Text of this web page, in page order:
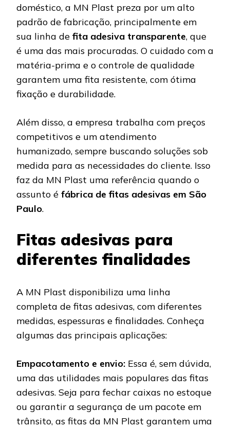
doméstico, a MN Plast preza por um alto
padrão de fabricação, principalmente em
sua linha de fita adesiva transparente, que
é uma das mais procuradas. O cuidado com a
matéria-prima e o controle de qualidade
garantem uma fita resistente, com ótima
fixação e durabilidade.
Além disso, a empresa trabalha com preços
competitivos e um atendimento
humanizado, sempre buscando soluções sob
medida para as necessidades do cliente. Isso
faz da MN Plast uma referência quando o
assunto é fábrica de fitas adesivas em São
Paulo.
Fitas adesivas para
diferentes finalidades
A MN Plast disponibiliza uma linha
completa de fitas adesivas, com diferentes
medidas, espessuras e finalidades. Conheça
algumas das principais aplicações:
Empacotamento e envio: Essa é, sem dúvida,
uma das utilidades mais populares das fitas
adesivas. Seja para fechar caixas no estoque
ou garantir a segurança de um pacote em
trânsito, as fitas da MN Plast garantem uma